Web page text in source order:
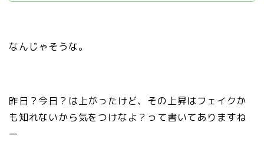
なんじゃそうな。
昨日？今日？は上がったけど、その上昇はフェイクか
も知れないから気をつけなよ？って書いてありますね
ー